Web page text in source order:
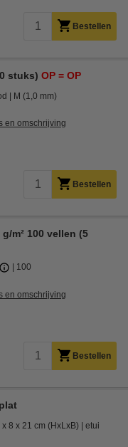
Bestellen
stuks) OP = OP
M (1,0 mm)
en omschrijving
Bestellen
m² 100 vellen (5
100
en omschrijving
Bestellen
x 8 x 21 cm (HxLxB) etui